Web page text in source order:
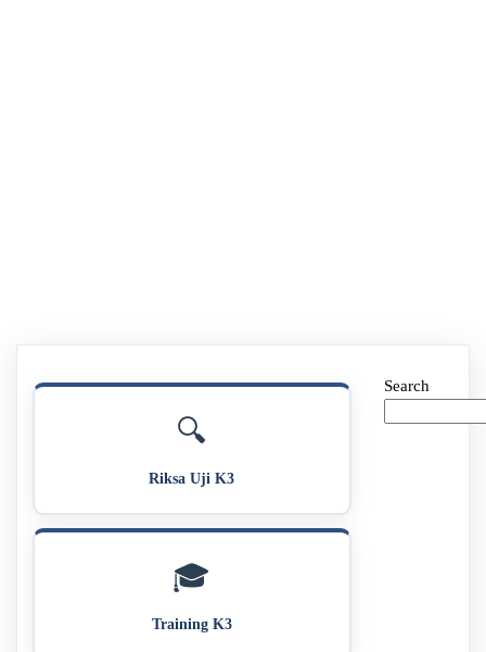
🔍
Riksa Uji K3
🎓
Training K3
Search